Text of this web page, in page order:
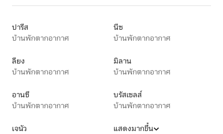
ปารีส
บ้านพักตากอากาศ
นีซ
บ้านพักตากอากาศ
ลียง
บ้านพักตากอากาศ
มิลาน
บ้านพักตากอากาศ
อานซี
บ้านพักตากอากาศ
บรัสเซลส์
บ้านพักตากอากาศ
เจนัว
แสดงมากขึ้น